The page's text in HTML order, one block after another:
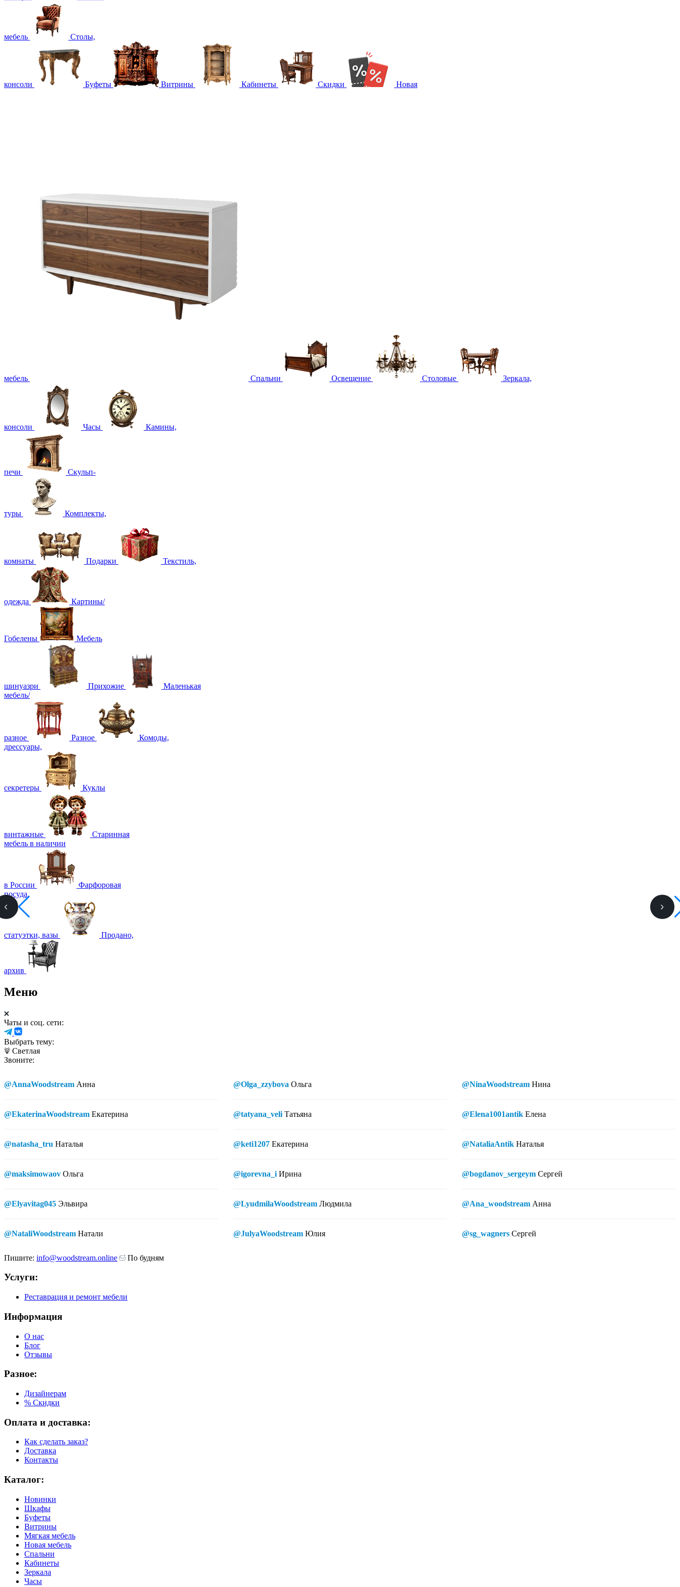
мебель Столы,
консоли Буфеты Витрины Кабинеты Скидки Новая
мебель Спальни Освещение Столовые Зеркала,
консоли Часы Камины,
печи Скульп-
туры Комплекты,
комнаты Подарки Текстиль,
одежда Картины/
Гобелены Мебель
шинуазри Прихожие
Маленькая
мебель/
разное Разное
Комоды,
дрессуары,
секретеры Куклы
винтажные
Старинная
мебель в наличии
в России
Фарфоровая
посуда,
статуэтки, вазы Продано,
архив
Меню
Чаты и соц. сети:
Выбрать тему:
Светлая
Звоните:
@AnnaWoodstream Анна
@EkaterinaWoodstream Екатерина
@natasha_tru Наталья
@maksimowaov Ольга
@Elyavitag045 Эльвира
@NataliWoodstream Натали
@Olga_zzybova Ольга
@tatyana_veli Татьяна
@keti1207 Екатерина
@igorevna_i Ирина
@LyudmilaWoodstream Людмила
@JulyaWoodstream Юлия
@NinaWoodstream Нина
@Elena1001antik Елена
@NataliaAntik Наталья
@bogdanov_sergeym Сергей
@Ana_woodstream Анна
@sg_wagners Сергей
Пишите: info@woodstream.online По будням
Услуги:
Реставрация и ремонт мебели
Информация
О нас
Блог
Отзывы
Разное:
Дизайнерам
% Скидки
Оплата и доставка:
Как сделать заказ?
Доставка
Контакты
Каталог:
Новинки
Шкафы
Буфеты
Витрины
Мягкая мебель
Новая мебель
Спальни
Кабинеты
Зеркала
Часы